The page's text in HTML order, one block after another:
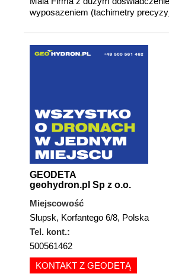
wyposazeniem (tachimetry
GEODETA
geohydron.pl Sp z o.o.
Miejscowość
Słupsk, Korfantego 6/8, Polska
Tel. kont.:
500561462
KONTAKT Z GEODETĄ